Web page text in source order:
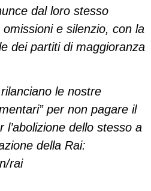
dal loro stesso
e silenzio, con la
dei partiti di maggioranza
le nostre
per non pagare il
dello stesso a
della Rai:
rai